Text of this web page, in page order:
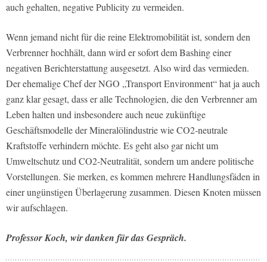
auch gehalten, negative Publicity zu vermeiden.
Wenn jemand nicht für die reine Elektromobilität ist, sondern den
Verbrenner hochhält, dann wird er sofort dem Bashing einer
negativen Berichterstattung ausgesetzt. Also wird das vermieden.
Der ehemalige Chef der NGO „Transport Environment“ hat ja auch
ganz klar gesagt, dass er alle Technologien, die den Verbrenner am
Leben halten und insbesondere auch neue zukünftige
Geschäftsmodelle der Mineralölindustrie wie CO2-neutrale
Kraftstoffe verhindern möchte. Es geht also gar nicht um
Umweltschutz und CO2-Neutralität, sondern um andere politische
Vorstellungen. Sie merken, es kommen mehrere Handlungsfäden in
einer ungünstigen Überlagerung zusammen. Diesen Knoten müssen
wir aufschlagen.
Professor Koch, wir danken für das Gespräch.